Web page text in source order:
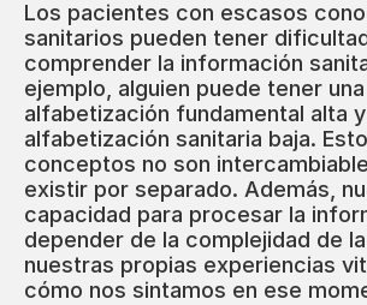
Los pacientes con escasos
sanitarios pueden tener
comprender la información
ejemplo, alguien puede tener una
alfabetización fundamental alta y
alfabetización sanitaria baja.
conceptos no son
existir por separado. Además,
capacidad para procesar la
depender de la complejidad de
nuestras propias experiencias
cómo nos sintamos en ese